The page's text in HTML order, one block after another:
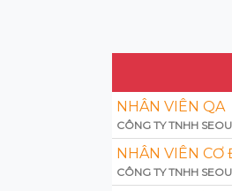
NHÂN VIÊN QA
CÔNG TY TNHH
NHÂN VIÊN CƠ
CÔNG TY TNHH